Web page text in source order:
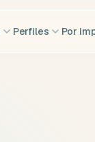
Perfiles Por